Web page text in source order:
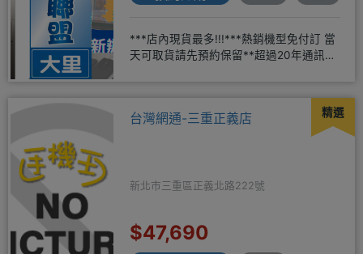
***店內現貨最多!!!***熱銷機型免付訂 當
天可取貨請先預約保留**超過20年通訊經
精選
台灣網通-三重正義店
新北市三重區正義北路222號
$47,690